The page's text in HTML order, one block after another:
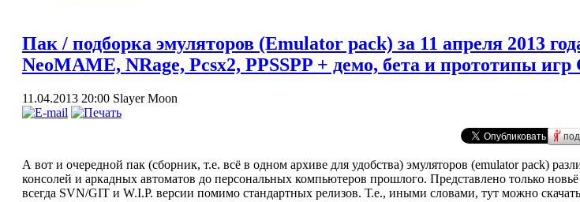
Пак / подборка эмуляторов (Emulator pack) за 11 апреля 2013
NeoMAME, NRage, Pcsx2, PPSSPP + демо, бета и прототипы
11.04.2013 20:00 Slayer Moon
А вот и очередной пак (сборник, т.е. всё в одном архиве для удобства) эмуляторов (emulator pack)
консолей и аркадных автоматов до персональных компьютеров прошлого. Представлено только
всегда SVN/GIT и W.I.P. версии помимо стандартных релизов. Т.е., иными словами, тут можно